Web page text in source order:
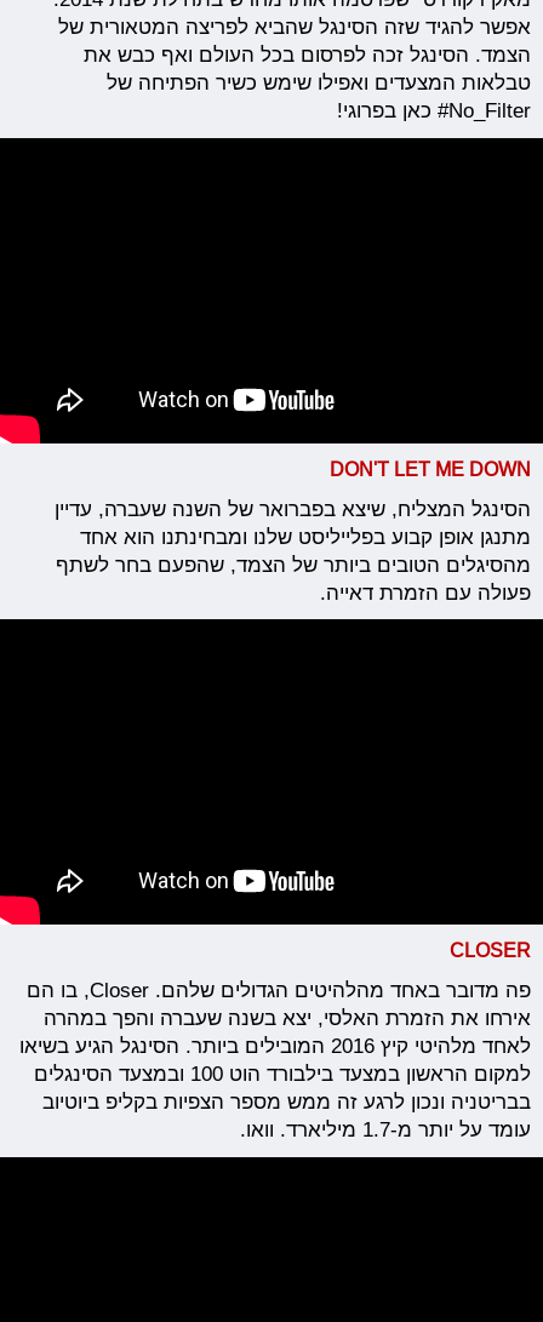
אפשר להגיד שזה הסינגל שהביא לפריצה המטאורית של
הצמד. הסינגל זכה לפרסום בכל העולם ואף כבש את
טבלאות המצעדים ואפילו שימש כשיר הפתיחה של
No_Filter# כאן בפרוגי!
DON'T LET ME DOWN
הסינגל המצליח, שיצא בפברואר של השנה שעברה, עדיין
מתנגן אופן קבוע בפלייליסט שלנו ומבחינתנו הוא אחד
מהסיגלים הטובים ביותר של הצמד, שהפעם בחר לשתף
פעולה עם הזמרת דאייה.
CLOSER
פה מדובר באחד מהלהיטים הגדולים שלהם. Closer, בו הם
אירחו את הזמרת האלסי, יצא בשנה שעברה והפך במהרה
לאחד מלהיטי קיץ 2016 המובילים ביותר. הסינגל הגיע בשיאו
למקום הראשון במצעד בילבורד הוט 100 ובמצעד הסינגלים
בבריטניה ונכון לרגע זה ממש מספר הצפיות בקליפ ביוטיוב
עומד על יותר מ-1.7 מיליארד. וואו.